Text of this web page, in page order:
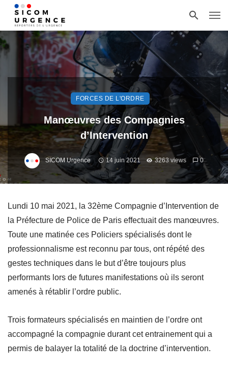
FORCES DE L'ORDRE
Manœuvres des Compagnies
d’Intervention
SICOM Urgence 14 juin 2021 3263 views 0
Lundi 10 mai 2021, la 32ème Compagnie d’Intervention de
la Préfecture de Police de Paris effectuait des manœuvres.
Toute une matinée ces Policiers spécialisés dont le
professionnalisme est reconnu par tous, ont répété des
gestes techniques dans le but d’être toujours plus
performants lors de futures manifestations où ils seront
amenés à rétablir l’ordre public.
Trois formateurs spécialisés en maintien de l’ordre ont
accompagné la compagnie durant cet entrainement qui a
permis de balayer la totalité de la doctrine d’intervention.